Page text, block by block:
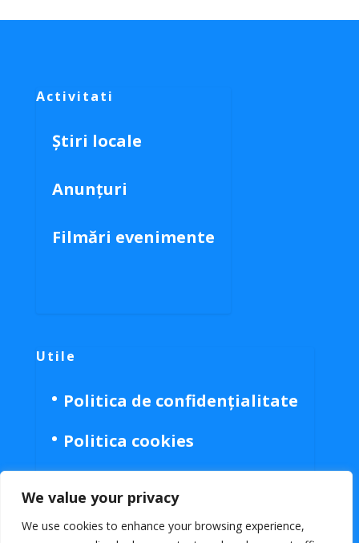
We value your privacy
We use cookies to enhance your browsing experience,
Activitati
Știri locale
Anunțuri
Filmări evenimente
Utile
Politica de confidențialitate
Politica cookies